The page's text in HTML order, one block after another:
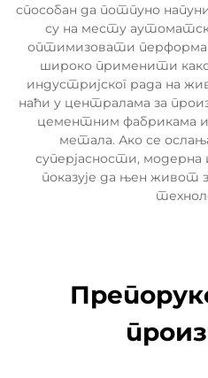
способан да потпуно
су на месту
оптимизовати
широко применити
индустријског рада на
наћи у централама за
цементним фабрикама
метала. Ако се
суперјасности,
показује да њен живот